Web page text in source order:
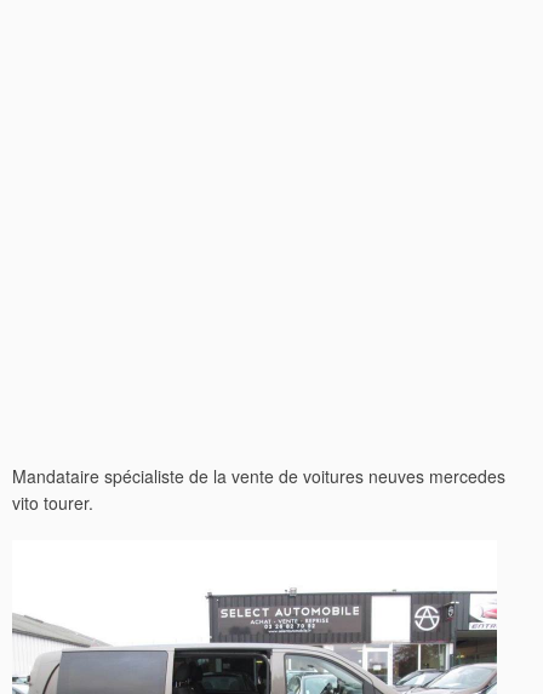
Mandataire spécialiste de la vente de voitures neuves mercedes
vito tourer.